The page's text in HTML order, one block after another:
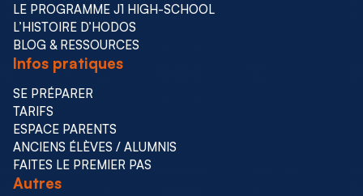
LE PROGRAMME J1 HIGH-SCHOOL
L’HISTOIRE D’HODOS
BLOG & RESSOURCES
Infos pratiques
SE PRÉPARER
TARIFS
ESPACE PARENTS
ANCIENS ÉLÈVES / ALUMNIS
FAITES LE PREMIER PAS
Autres